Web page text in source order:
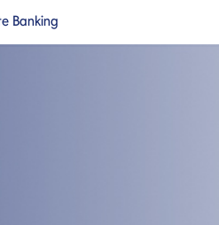
pagina
BankingSi apre in una nuova pagina